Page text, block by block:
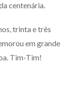
centenária.
trinta e três
em grande
Tim-Tim!